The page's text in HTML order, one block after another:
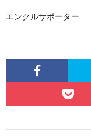
エンクルサポーター